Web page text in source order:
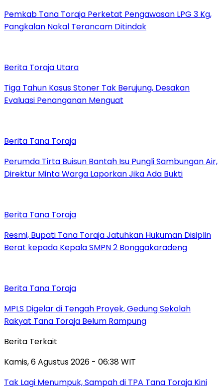
Pemkab Tana Toraja Perketat Pengawasan LPG 3 Kg,
Pangkalan Nakal Terancam Ditindak
Berita Toraja Utara
Tiga Tahun Kasus Stoner Tak Berujung, Desakan
Evaluasi Penanganan Menguat
Berita Tana Toraja
Perumda Tirta Buisun Bantah Isu Pungli Sambungan Air,
Direktur Minta Warga Laporkan Jika Ada Bukti
Berita Tana Toraja
Resmi, Bupati Tana Toraja Jatuhkan Hukuman Disiplin
Berat kepada Kepala SMPN 2 Bonggakaradeng
Berita Tana Toraja
MPLS Digelar di Tengah Proyek, Gedung Sekolah
Rakyat Tana Toraja Belum Rampung
Berita Terkait
Kamis, 6 Agustus 2026 - 06:38 WIT
Tak Lagi Menumpuk, Sampah di TPA Tana Toraja Kini